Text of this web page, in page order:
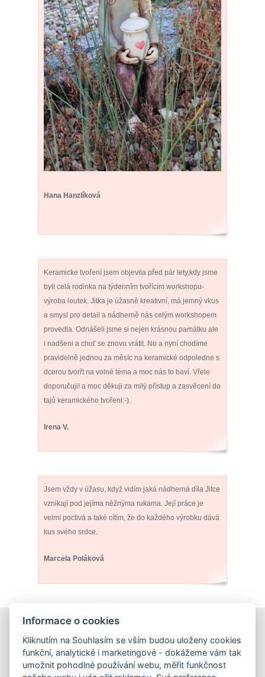
Hana Hanzlíková
Keramicke tvoření jsem objevila před pár lety,kdy jsme
byli celá rodinka na týdenním tvořícím workshopu-
výroba loutek. Jitka je úžasně kreativní, má jemný vkus
a smysl pro detail a nádherně nás celým workshopem
provedla. Odnášeli jsme si nejen krásnou památku ale
i nadšeni a chuť se znovu vrátit. No a nyní chodíme
pravidelně jednou za měsíc na keramické odpoledne s
dcerou tvorřt na volné téma a moc nás to baví. Vřele
doporučuji! a moc děkuji za milý přístup a zasvěcení do
tajů keramického tvořeni:-).
Irena V.
Jsem vždy v úžasu, když vidím jaká nádherná díla Jitce
vznikají pod jejíma něžnýma rukama. Její práce je
velmi poctivá a také cítím, že do každého výrobku dává
kus svého srdce.
Marcela Poláková
Obchodní podmínky
Podmínky ochrany osobních údajů
Informace o cookies
Kliknutím na Souhlasím se vším budou uloženy cookies
funkční, analytické i marketingové - dokážeme vám tak
umožnit pohodlné používání webu, měřit funkčnost